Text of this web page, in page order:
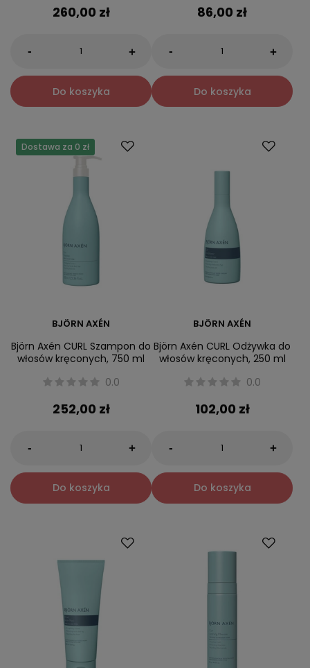
260,00 zł
- +
Do koszyka
86,00 zł
- +
Do koszyka
Dostawa za 0 zł
BJÖRN AXÉN
Björn Axén CURL Szampon do
włosów kręconych, 750 ml
0.0
252,00 zł
- +
Do koszyka
BJÖRN AXÉN
Björn Axén CURL Odżywka do
włosów kręconych, 250 ml
0.0
102,00 zł
- +
Do koszyka